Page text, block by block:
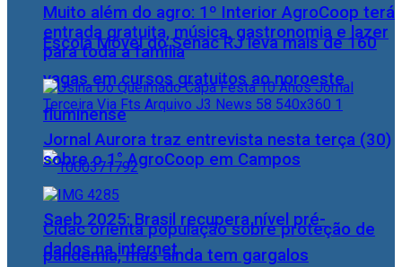
Escola Móvel do Senac RJ leva mais de 160
vagas em cursos gratuitos ao noroeste
fluminense
Saeb 2025: Brasil recupera nível pré-
pandemia, mas ainda tem gargalos
Muito além do agro: 1º Interior AgroCoop terá
entrada gratuita, música, gastronomia e lazer
para toda a família
Jornal Aurora traz entrevista nesta terça (30)
sobre o 1° AgroCoop em Campos
Cidac orienta população sobre proteção de
dados na internet